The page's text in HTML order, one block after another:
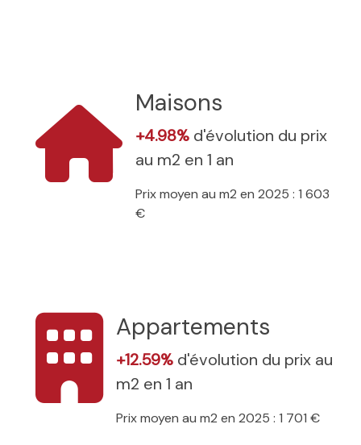
Maisons
+4.98% d'évolution du prix
au m2 en 1 an
Prix moyen au m2 en 2025 : 1 603
€
Appartements
+12.59% d'évolution du prix au
m2 en 1 an
Prix moyen au m2 en 2025 : 1 701 €